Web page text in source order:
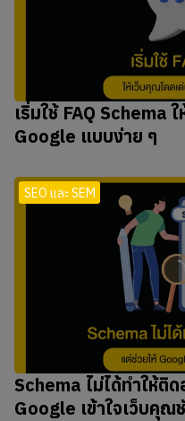
เริ่มใช้ FAQ Schema
Google แบบง่าย ๆ
SEO และ SEM
Schema ไม่ได้ทำให้ติ
Google เข้าใจเว็บคุณ